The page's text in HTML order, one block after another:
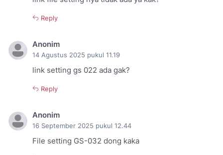
Reply
Anonim
14 Agustus 2025 pukul 11.19
link setting gs 022 ada gak?
Reply
Anonim
16 September 2025 pukul 12.44
File setting GS-032 dong kaka